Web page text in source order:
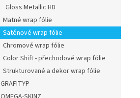
Gloss Metallic HD
Matné wrap fólie
Saténové wrap fólie
Chromové wrap fólie
Color Shift - přechodové wrap fólie
Strukturované a dekor wrap fólie
GRAFITYP